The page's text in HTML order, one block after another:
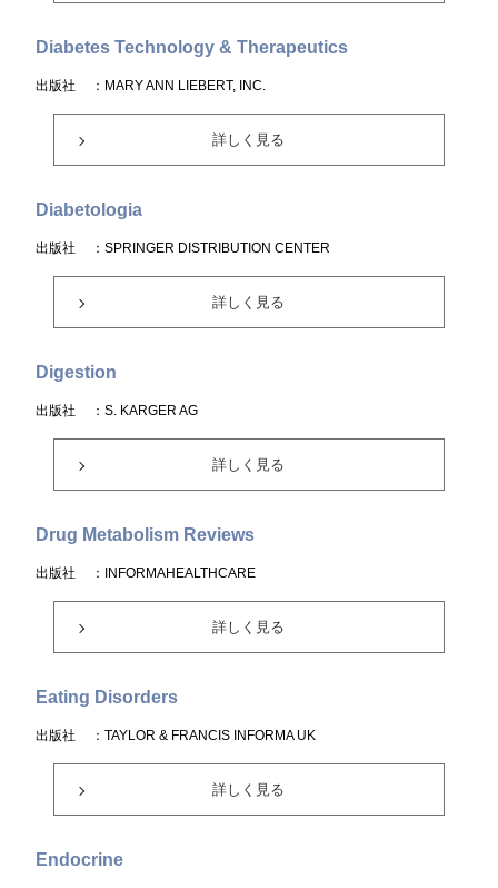
Diabetes Technology & Therapeutics
出版社 ：MARY ANN LIEBERT, INC.
詳しく見る
Diabetologia
出版社 ：SPRINGER DISTRIBUTION CENTER
詳しく見る
Digestion
出版社 ：S. KARGER AG
詳しく見る
Drug Metabolism Reviews
出版社 ：INFORMAHEALTHCARE
詳しく見る
Eating Disorders
出版社 ：TAYLOR & FRANCIS INFORMA UK
詳しく見る
Endocrine